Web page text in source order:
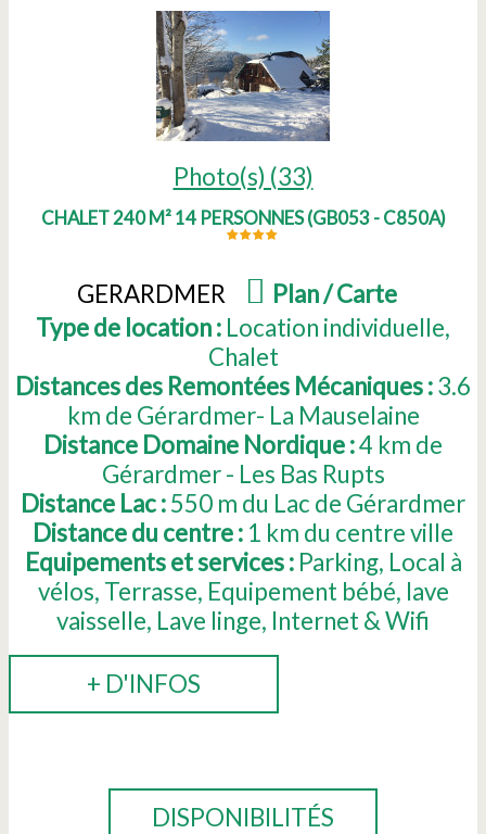
Photo(s) (33)
CHALET 240 M² 14 PERSONNES(GB053 - C850A)
GERARDMER Plan / Carte)
Type de location : Location individuelle
Chalet
Distances des Remontées Mécaniques :3.6
km de Gérardmer- La Mauselaine
Distance Domaine Nordique :4 km de
Gérardmer - Les Bas Rupts
Distance Lac :550 m du Lac de Gérardmer
Distance du centre : 1 km du centre ville
Equipements et services : Parking Local à
vélos Terrasse Equipement bébé lave
vaisselle Lave linge Internet & Wifi
+ D'INFOS
DISPONIBILITÉS